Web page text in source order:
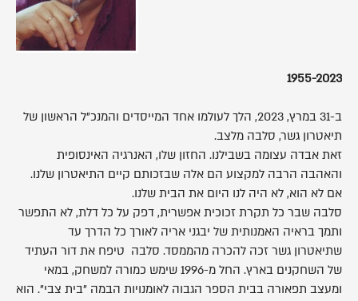
1955-2023
ב-31 במרץ, 2023, הלך לעולמו אחד המייסדים והמנכ"ל הראשון של
תיאטרון גשר, סלבה מלצב.
זאת אבדה עצומה בשבילנו. החזון שלו, האנרגיה האינסופית
והאהבה הרבה למקצוע הם אלה שבזכותם קיים התיאטרון שלנו.
אם לא הוא, לא היה לנו היום את הבית שלנו.
סלבה שבר כל תקרת זכוכית אפשרית, דפק על כל דלת, לא התפשר
ותמך בראיה האמנותית של יבגני אריה לאורך כל הדרך עד
שתיאטרון גשר זכה להכרה מהממסד. סלבה טיפח את דור העתיד
של השחקנים בארץ. החל מ-1996 שימש כמורה למשחק, במאי
ומעצב תפאורה בבית הספר הגבוה לאומנויות הבמה "בית צבי". הוא